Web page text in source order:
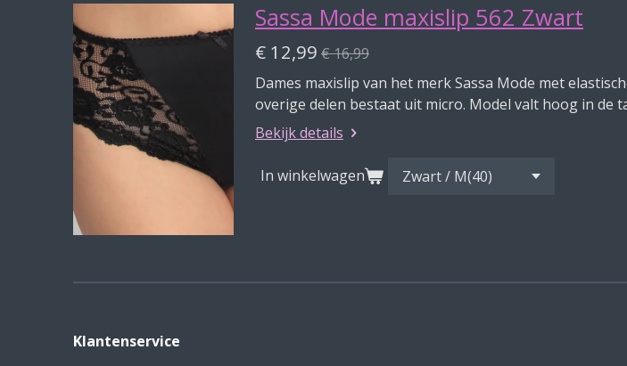
Sassa Mode maxislip 562 Zwart
€ 12,99 € 16,99
Dames maxislip van het merk Sassa Mode met
overige delen bestaat uit micro. Model valt hoog in de
Bekijk details
In winkelwagen
Klantenservice